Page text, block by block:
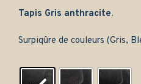
Tapis Gris anthracite.
Surpiqûre de couleurs (Gris,